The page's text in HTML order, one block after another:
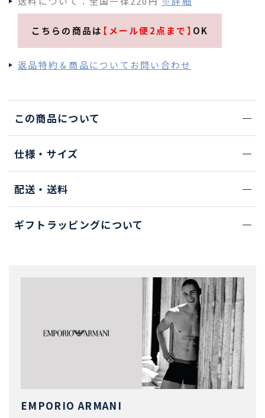
こちらの商品は 【メール便2点まで】 OK
返品特約＆商品についてお問い合わせ
この商品について
仕様・サイズ
配送・送料
ギフトラッピングについて
EMPORIO ARMANI